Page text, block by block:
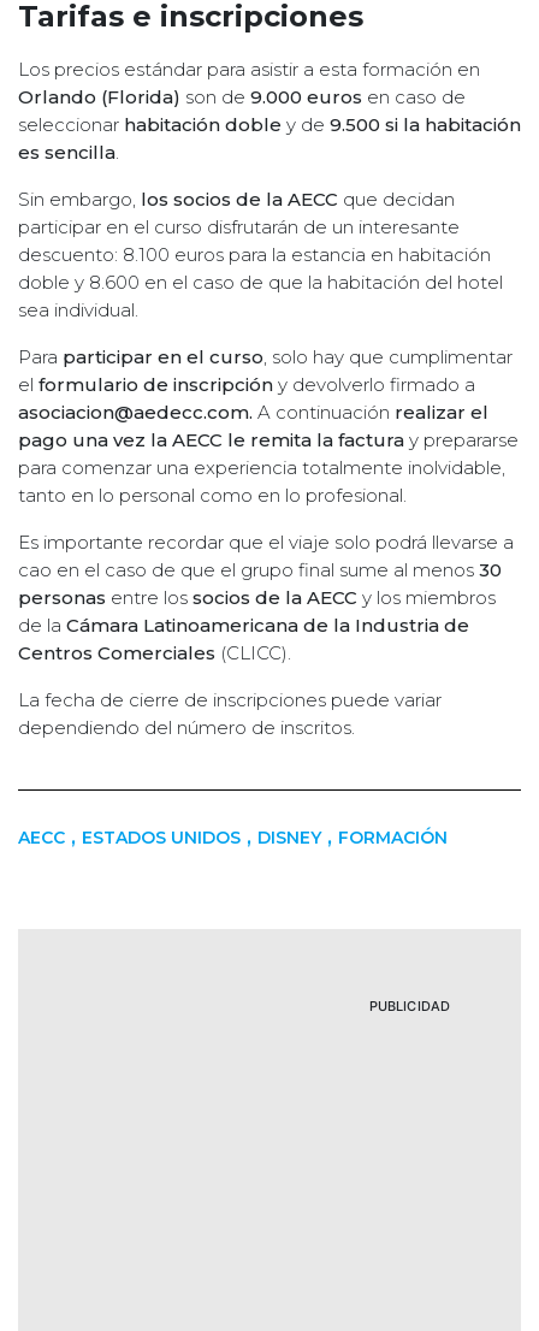
Tarifas e inscripciones
Los precios estándar para asistir a esta formación en
Orlando (Florida) son de 9.000 euros en caso de
seleccionar habitación doble y de 9.500 si la habitación
es sencilla.
Sin embargo, los socios de la AECC que decidan
participar en el curso disfrutarán de un interesante
descuento: 8.100 euros para la estancia en habitación
doble y 8.600 en el caso de que la habitación del hotel
sea individual.
Para participar en el curso, solo hay que cumplimentar
el formulario de inscripción y devolverlo firmado a
asociacion@aedecc.com. A continuación realizar el
pago una vez la AECC le remita la factura y prepararse
para comenzar una experiencia totalmente inolvidable,
tanto en lo personal como en lo profesional.
Es importante recordar que el viaje solo podrá llevarse a
cao en el caso de que el grupo final sume al menos 30
personas entre los socios de la AECC y los miembros
de la Cámara Latinoamericana de la Industria de
Centros Comerciales (CLICC).
La fecha de cierre de inscripciones puede variar
dependiendo del número de inscritos.
AECC , ESTADOS UNIDOS , DISNEY , FORMACIÓN
PUBLICIDAD